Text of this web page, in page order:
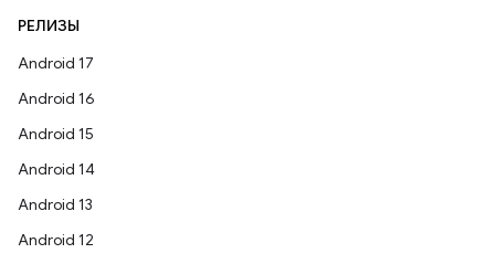
РЕЛИЗЫ
Android 17
Android 16
Android 15
Android 14
Android 13
Android 12